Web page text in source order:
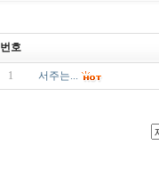
번호
1 서주는...